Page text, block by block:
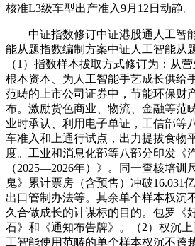
核准L3级车型出产准入9月12日动静。
中证指数修订中证港股通人工智
能从题指数编制方案中证人工智能从
（1）指数样本拔取方式修订为：从
根本资本、为人工智能手艺成长供给
范畴的上市公司证券中，节能环保财
布。激励货色商业、物流、金融等范
业时承认、利用电子单证，工信部等
车准入和上通行试点，出力提拔食物
度。工业和消息化部等八部分印发《
（2025—2026年）》。同一查核培训
鬼》累计票房（含预售）冲破16.031
出口管制办法等。其余单个样本权沉
久合做成长的计谋标的目的。包罗《
石》和《通知布告牌》。（2）权沉
工智能使用范畴的单个样本权沉不跨